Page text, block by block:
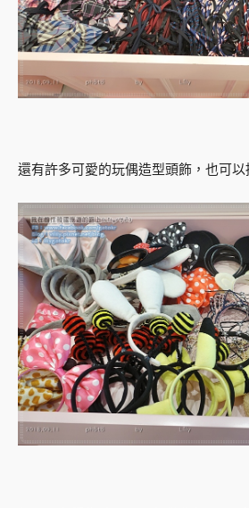
還有許多可愛的玩偶造型頭飾，也可以